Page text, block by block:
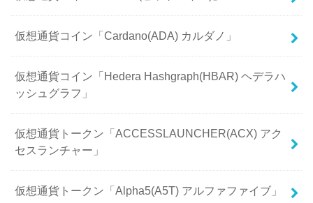
仮想通貨コイン「Cardano(ADA) カルダノ」
仮想通貨コイン「Hedera Hashgraph(HBAR) ヘデラハ
ッシュグラフ」
仮想通貨トークン「ACCESSLAUNCHER(ACX) アク
セスランチャー」
仮想通貨トークン「Alpha5(A5T) アルファファイブ」